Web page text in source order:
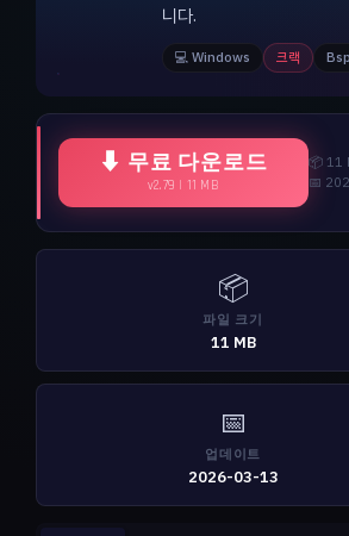
니다.
💻 Windows 크랙
⬇ 무료 다운로드
v2.79 | 11 MB
📦 11
📅
📦
파일 크기
11 MB
📅
업데이트
2026-03-13